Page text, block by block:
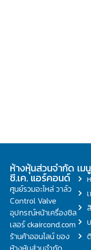
ห้างหุ้นส่วนจำกัด
ซี.เค. แอร์คอนด์
ศูนย์รวมอะไหล่ วาล์ว
Control Valve
อุปกรณ์หน้าเครื่องชิล
เลอร์ ckaircond.com
ร้านค้าออนไลน์ ของ
เม